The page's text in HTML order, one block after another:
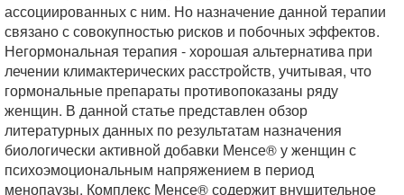
ассоциированных с ним. Но назначение данной терапии
связано с совокупностью рисков и побочных эффектов.
Негормональная терапия - хорошая альтернатива при
лечении климактерических расстройств, учитывая, что
гормональные препараты противопоказаны ряду
женщин. В данной статье представлен обзор
литературных данных по результатам назначения
биологически активной добавки Менсе® у женщин с
психоэмоциональным напряжением в период
менопаузы. Комплекс Менсе® содержит внушительное